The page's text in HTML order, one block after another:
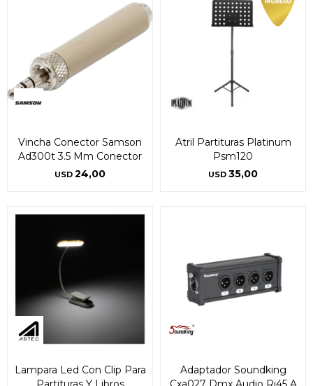
Vincha Conector Samson
Ad300t 3.5 Mm Conector
USD 24,00
Atril Partituras Platinum
Psm120
USD 35,00
Lampara Led Con Clip Para
Adaptador Soundking